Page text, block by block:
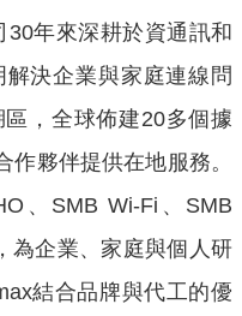
30年來深耕於資通訊和
決企業與家庭連線問
，全球佈建20多個據
作夥伴提供在地服務。
、 SMB Wi-Fi 、 SMB
，為企業、家庭與個人研
結合品牌與代工的優